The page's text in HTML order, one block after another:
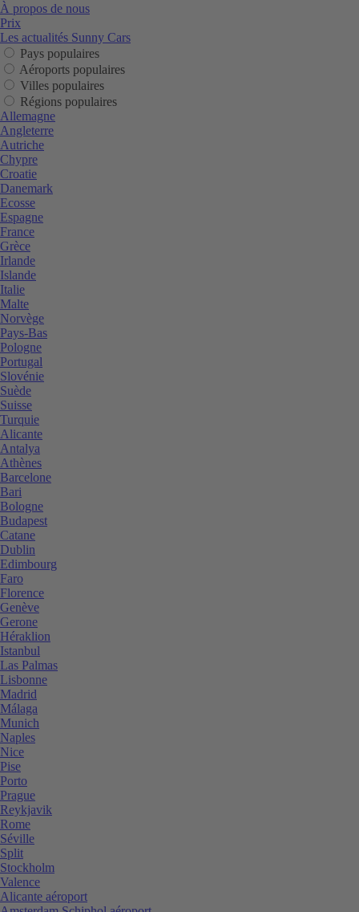
À propos de nous
Prix
Les actualités Sunny Cars
Pays populaires
Aéroports populaires
Villes populaires
Régions populaires
Allemagne
Angleterre
Autriche
Chypre
Croatie
Danemark
Ecosse
Espagne
France
Grèce
Irlande
Islande
Italie
Malte
Norvège
Pays-Bas
Pologne
Portugal
Slovénie
Suède
Suisse
Turquie
Alicante
Antalya
Athènes
Barcelone
Bari
Bologne
Budapest
Catane
Dublin
Edimbourg
Faro
Florence
Genève
Gerone
Héraklion
Istanbul
Las Palmas
Lisbonne
Madrid
Málaga
Munich
Naples
Nice
Pise
Porto
Prague
Reykjavik
Rome
Séville
Split
Stockholm
Valence
Alicante aéroport